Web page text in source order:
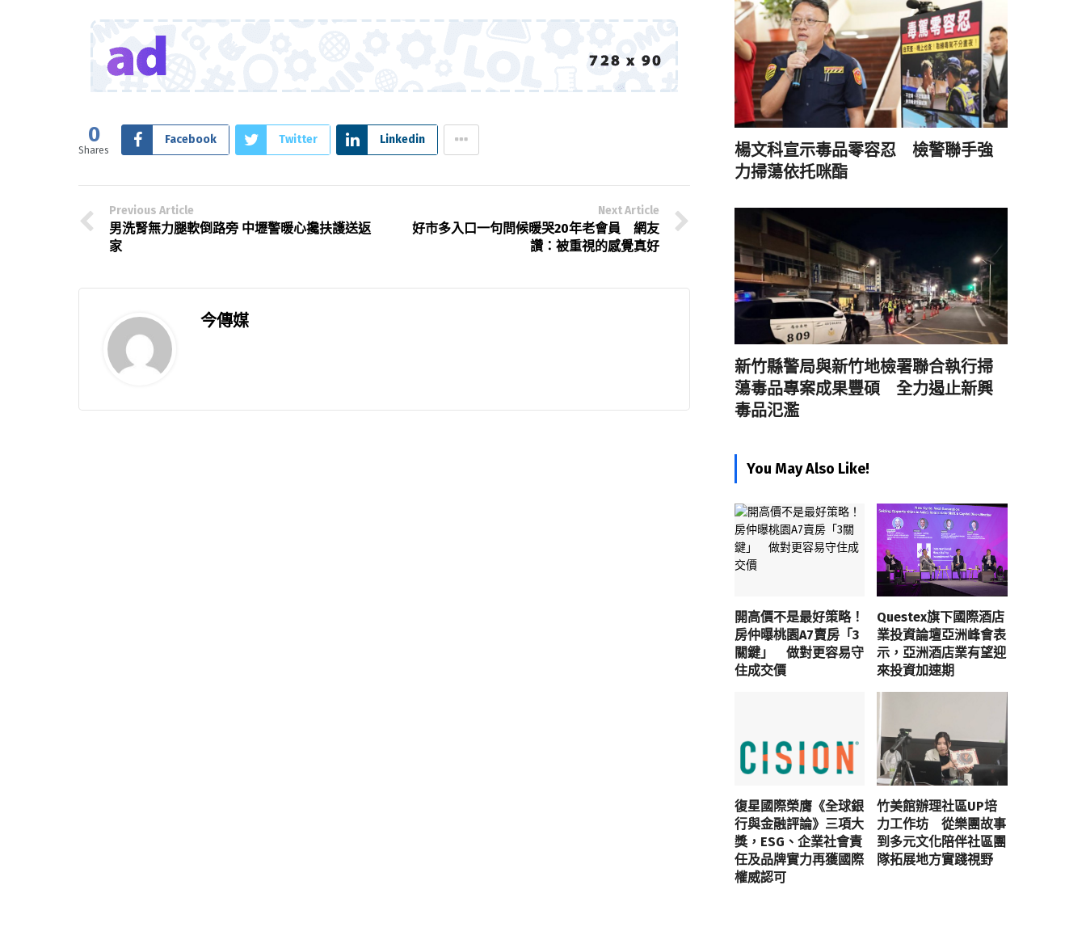
0
Shares
Facebook Twitter Linkedin
Previous Article
男洗腎無力腿軟倒路旁 中壢警暖心攙扶護送返
家
Next Article
好市多入口一句問候暖哭20年老會員 網友
讚：被重視的感覺真好
今傳媒
楊文科宣示毒品零容忍 檢警聯手強
力掃蕩依托咪酯
新竹縣警局與新竹地檢署聯合執行掃
蕩毒品專案成果豐碩 全力遏止新興
毒品氾濫
You May Also Like!
開高價不是最好策略！
房仲曝桃園A7賣房「3
關鍵」 做對更容易守
住成交價
Questex旗下國際酒店
業投資論壇亞洲峰會表
示，亞洲酒店業有望迎
來投資加速期
復星國際榮膺《全球銀
行與金融評論》三項大
獎，ESG、企業社會責
任及品牌實力再獲國際
權威認可
竹美館辦理社區UP培
力工作坊 從樂團故事
到多元文化陪伴社區團
隊拓展地方實踐視野